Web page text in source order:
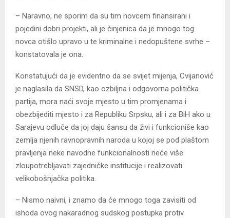
– Naravno, ne sporim da su tim novcem finansirani i
pojedini dobri projekti, ali je činjenica da je mnogo tog
novca otišlo upravo u te kriminalne i nedopuštene svrhe –
konstatovala je ona.
Konstatujući da je evidentno da se svijet mijenja, Cvijanović
je naglasila da SNSD, kao ozbiljna i odgovorna politička
partija, mora naći svoje mjesto u tim promjenama i
obezbijediti mjesto i za Republiku Srpsku, ali i za BiH ako u
Sarajevu odluče da joj daju šansu da živi i funkcioniše kao
zemlja njenih ravnopravnih naroda u kojoj se pod plaštom
pravljenja neke navodne funkcionalnosti neće više
zloupotrebljavati zajedničke institucije i realizovati
velikobošnjačka politika.
– Nismo naivni, i znamo da će mnogo toga zavisiti od
ishoda ovog nakaradnog sudskog postupka protiv